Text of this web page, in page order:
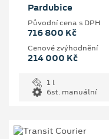
Pardubice
Původní cena s DPH
716 800 Kč
Cenové zvýhodnění
214 000 Kč
1 l
6st. manuální